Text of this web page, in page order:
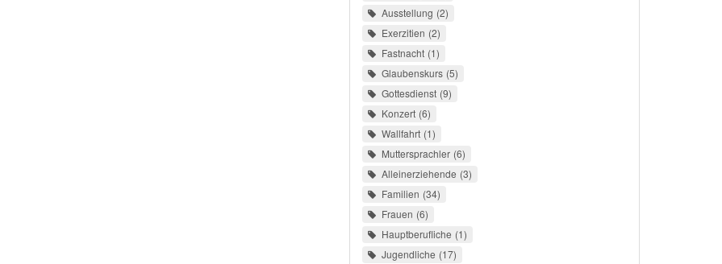
Ausstellung 2
Exerzitien 2
Fastnacht 1
Glaubenskurs 5
Gottesdienst 9
Konzert 6
Wallfahrt 1
Muttersprachler 6
Alleinerziehende 3
Familien 34
Frauen 6
Hauptberufliche 1
Jugendliche 17